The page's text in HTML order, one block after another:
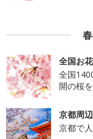
全国お
全国
開の桜
京都周
京都で